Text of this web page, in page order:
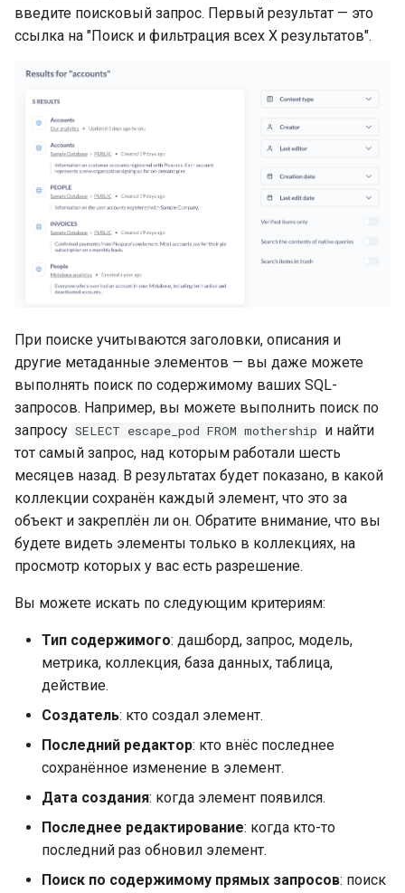
введите поисковый запрос. Первый результат — это
ссылка на "Поиск и фильтрация всех X результатов".
При поиске учитываются заголовки, описания и
другие метаданные элементов — вы даже можете
выполнять поиск по содержимому ваших SQL-
запросов. Например, вы можете выполнить поиск по
запросу SELECT escape_pod FROM mothership и найти
тот самый запрос, над которым работали шесть
месяцев назад. В результатах будет показано, в какой
коллекции сохранён каждый элемент, что это за
объект и закреплён ли он. Обратите внимание, что вы
будете видеть элементы только в коллекциях, на
просмотр которых у вас есть разрешение.
Вы можете искать по следующим критериям:
Тип содержимого: дашборд, запрос, модель,
метрика, коллекция, база данных, таблица,
действие.
Создатель: кто создал элемент.
Последний редактор: кто внёс последнее
сохранённое изменение в элемент.
Дата создания: когда элемент появился.
Последнее редактирование: когда кто-то
последний раз обновил элемент.
Поиск по содержимому прямых запросов: поиск